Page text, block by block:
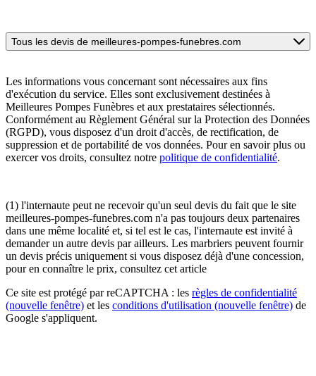
Tous les devis de meilleures-pompes-funebres.com
Les informations vous concernant sont nécessaires aux fins
d'exécution du service. Elles sont exclusivement destinées à
Meilleures Pompes Funèbres et aux prestataires sélectionnés.
Conformément au Règlement Général sur la Protection des Données
(RGPD), vous disposez d'un droit d'accès, de rectification, de
suppression et de portabilité de vos données. Pour en savoir plus ou
exercer vos droits, consultez notre politique de confidentialité.
(1) l'internaute peut ne recevoir qu'un seul devis du fait que le site
meilleures-pompes-funebres.com n'a pas toujours deux partenaires
dans une même localité et, si tel est le cas, l'internaute est invité à
demander un autre devis par ailleurs. Les marbriers peuvent fournir
un devis précis uniquement si vous disposez déjà d'une concession,
pour en connaître le prix, consultez cet article
Ce site est protégé par reCAPTCHA : les règles de confidentialité
(nouvelle fenêtre) et les conditions d'utilisation (nouvelle fenêtre) de
Google s'appliquent.